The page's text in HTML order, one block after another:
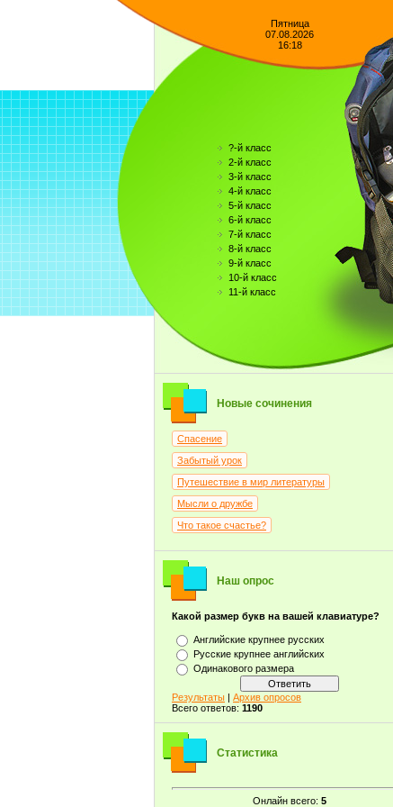
Пятница
07.08.2026
16:18
?-й класс
2-й класс
3-й класс
4-й класс
5-й класс
6-й класс
7-й класс
8-й класс
9-й класс
10-й класс
11-й класс
Новые сочинения
Спасение
Забытый урок
Путешествие в мир литературы
Мысли о дружбе
Что такое счастье?
Наш опрос
Какой размер букв на вашей клавиатуре?
Английские крупнее русских
Русские крупнее английских
Одинакового размера
Результаты | Архив опросов
Всего ответов: 1190
Статистика
Онлайн всего: 5